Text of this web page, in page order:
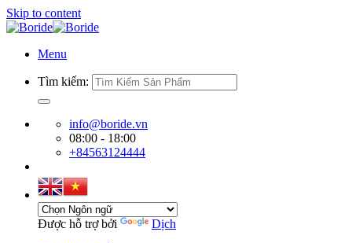
Skip to content
Menu
Tìm kiếm:
info@boride.vn
08:00 - 18:00
+84563124444
Được hỗ trợ bởi
Dịch